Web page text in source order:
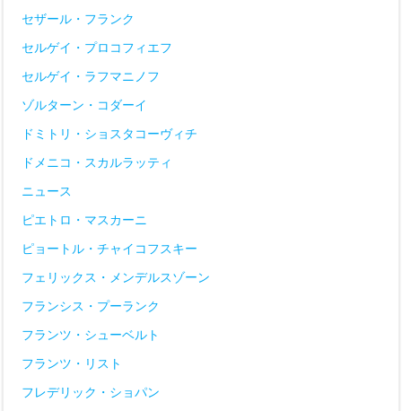
セザール・フランク
セルゲイ・プロコフィエフ
セルゲイ・ラフマニノフ
ゾルターン・コダーイ
ドミトリ・ショスタコーヴィチ
ドメニコ・スカルラッティ
ニュース
ピエトロ・マスカーニ
ピョートル・チャイコフスキー
フェリックス・メンデルスゾーン
フランシス・プーランク
フランツ・シューベルト
フランツ・リスト
フレデリック・ショパン